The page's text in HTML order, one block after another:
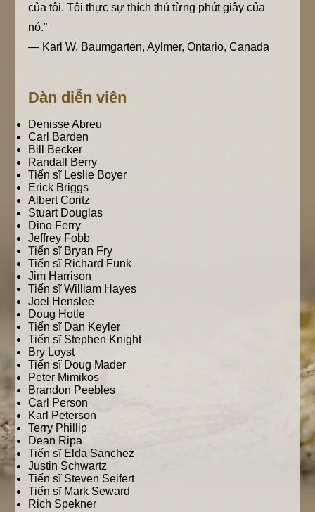
của tôi. Tôi thực sự thích thú từng phút giây của
nó.”
— Karl W. Baumgarten, Aylmer, Ontario, Canada
Dàn diễn viên
Denisse Abreu
Carl Barden
Bill Becker
Randall Berry
Tiến sĩ Leslie Boyer
Erick Briggs
Albert Coritz
Stuart Douglas
Dino Ferry
Jeffrey Fobb
Tiến sĩ Bryan Fry
Tiến sĩ Richard Funk
Jim Harrison
Tiến sĩ William Hayes
Joel Henslee
Doug Hotle
Tiến sĩ Dan Keyler
Tiến sĩ Stephen Knight
Bry Loyst
Tiến sĩ Doug Mader
Peter Mimikos
Brandon Peebles
Carl Person
Karl Peterson
Terry Phillip
Dean Ripa
Tiến sĩ Elda Sanchez
Justin Schwartz
Tiến sĩ Steven Seifert
Tiến sĩ Mark Seward
Rich Spekner